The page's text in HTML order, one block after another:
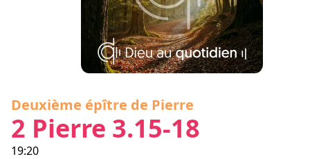
Deuxième épître de Pierre
2 Pierre 3.15-18
19:20